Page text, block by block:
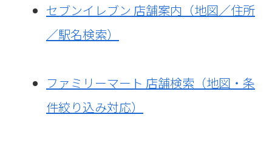
セブンイレブン 店舗案内（地図／住所
／駅名検索）
ファミリーマート 店舗検索（地図・条
件絞り込み対応）